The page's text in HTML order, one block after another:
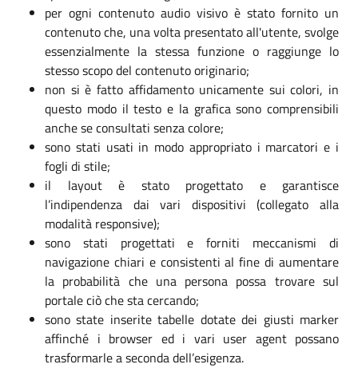
per ogni contenuto audio visivo è stato fornito un
contenuto che, una volta presentato all'utente, svolge
essenzialmente la stessa funzione o raggiunge lo
stesso scopo del contenuto originario;
non si è fatto affidamento unicamente sui colori, in
questo modo il testo e la grafica sono comprensibili
anche se consultati senza colore;
sono stati usati in modo appropriato i marcatori e i
fogli di stile;
il layout è stato progettato e garantisce
l’indipendenza dai vari dispositivi (collegato alla
modalità responsive);
sono stati progettati e forniti meccanismi di
navigazione chiari e consistenti al fine di aumentare
la probabilità che una persona possa trovare sul
portale ciò che sta cercando;
sono state inserite tabelle dotate dei giusti marker
affinché i browser ed i vari user agent possano
trasformarle a seconda dell’esigenza.